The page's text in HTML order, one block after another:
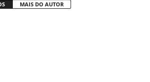
MAIS DO AUTOR